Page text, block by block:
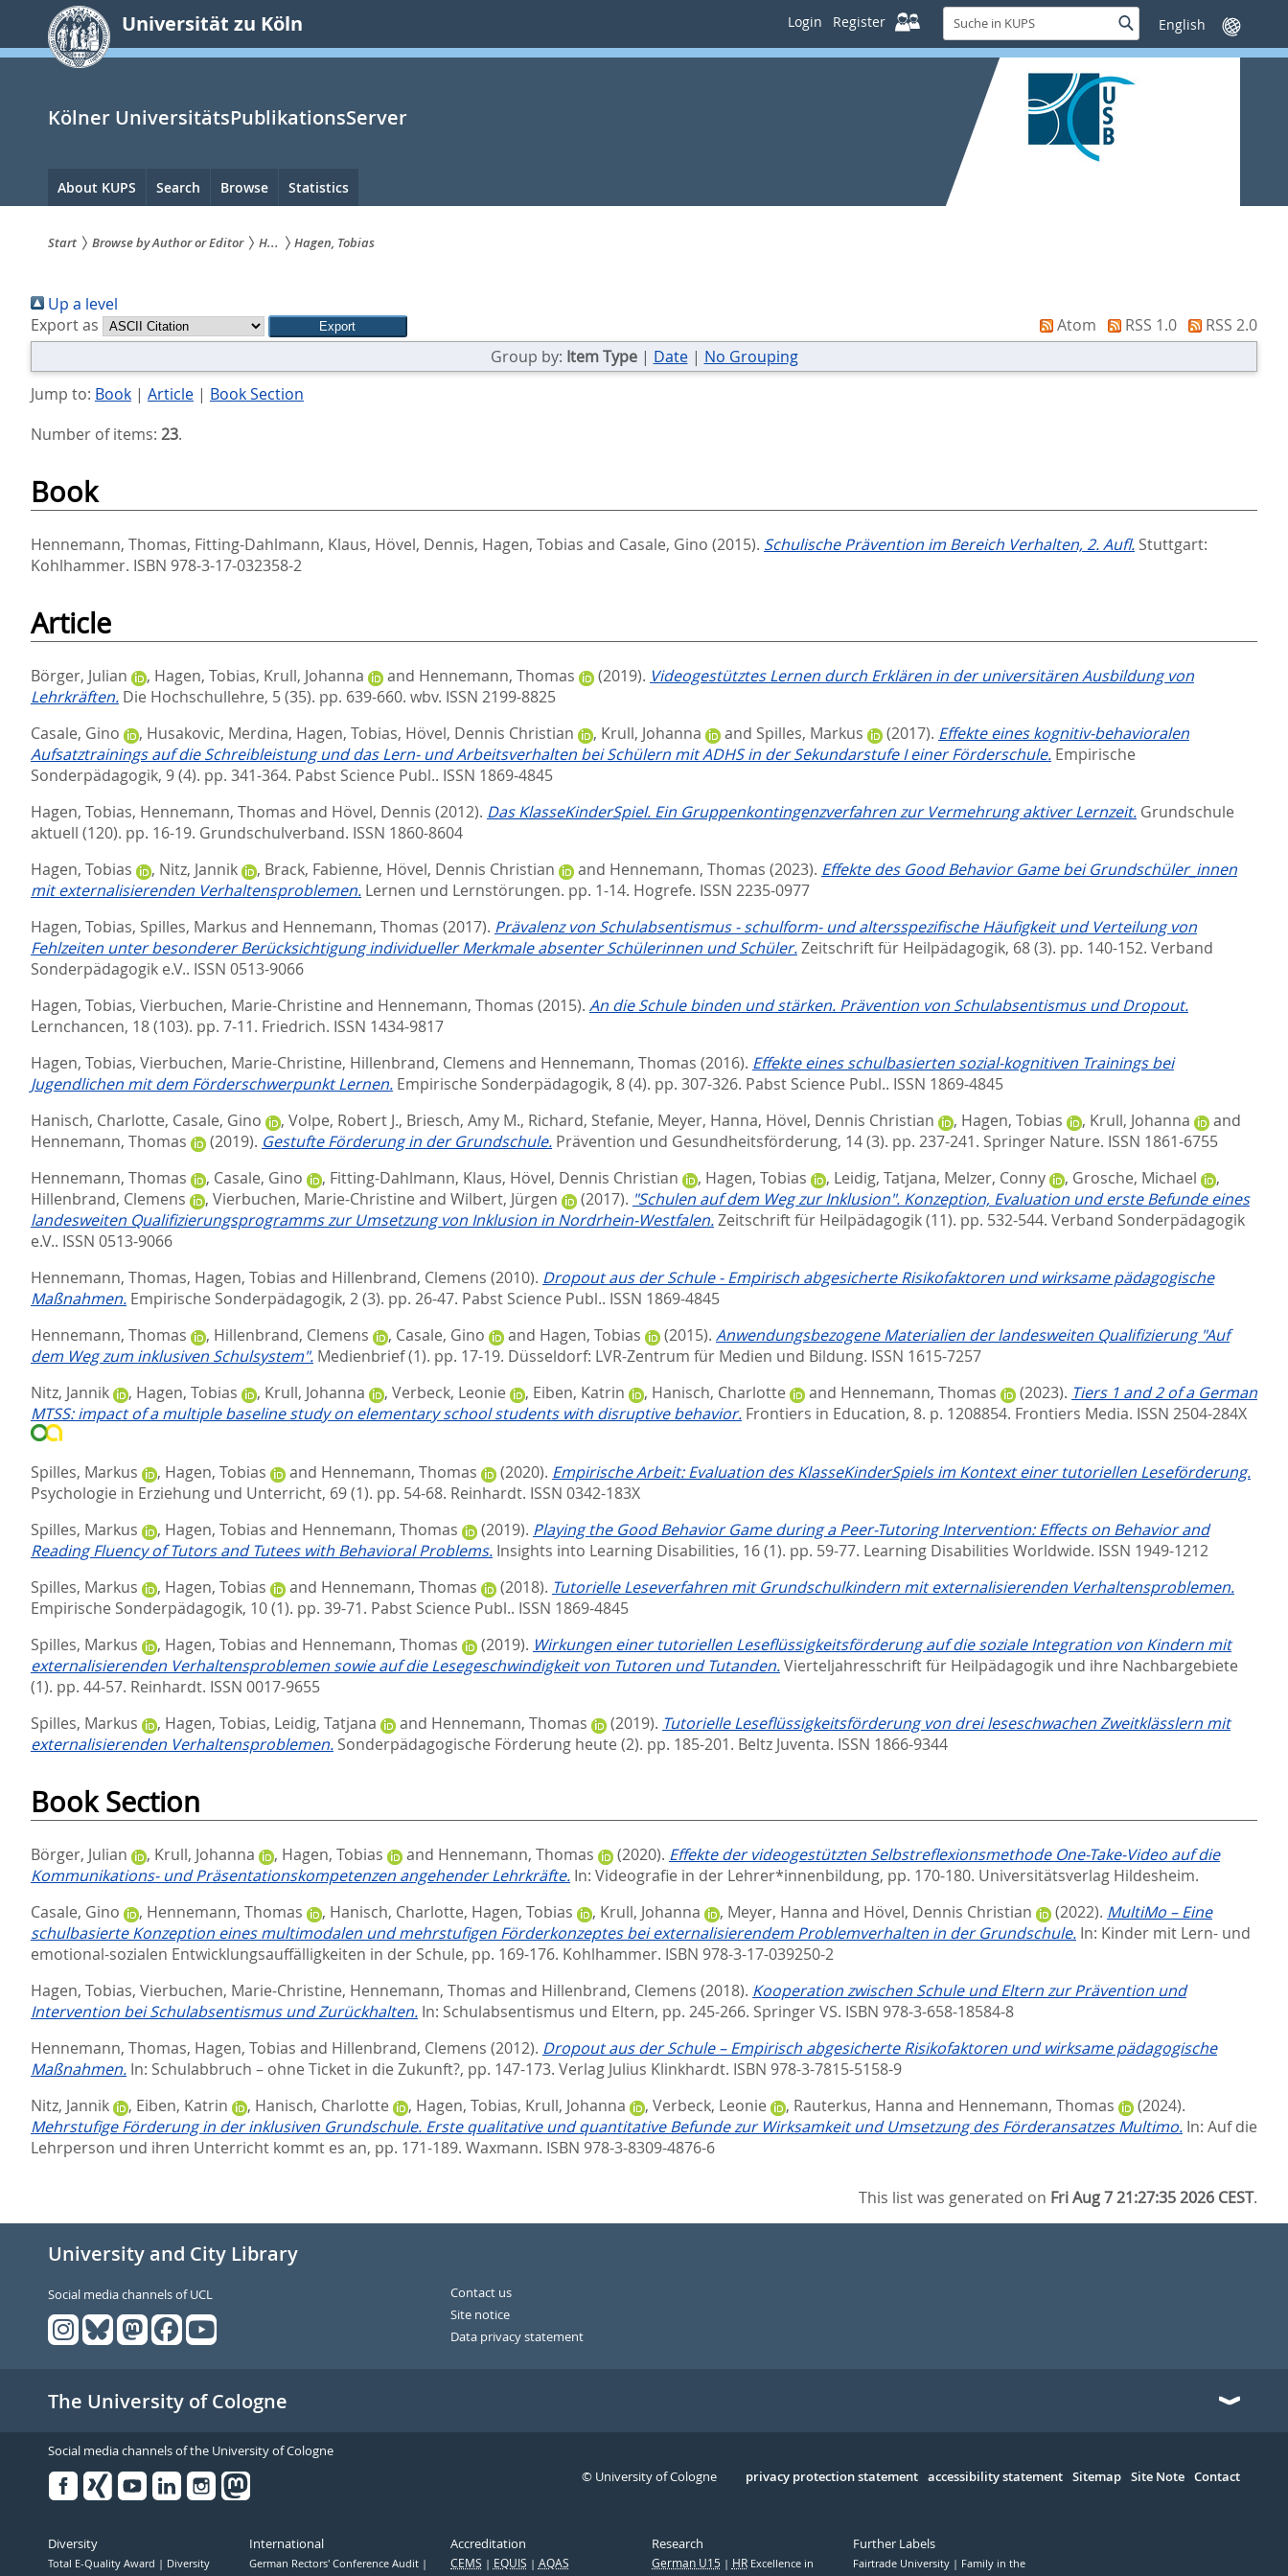
springen
Universität zu Köln Login Register
Suche
in
KUPS
SucheSprache
wechseln
Kölner UniversitätsPublikationsServer
Hauptnavigation
About KUPS Search Browse Statistics
sind
hier:
Start Browse by Author or Editor H... Hagen, Tobias
Up a level
Export as
Atom RSS 1.0
RSS 2.0
Group by: Item Type| Date| No Grouping
Jump to: Book| Article| Book Section
Number of items: 23.
Book
Hennemann, Thomas, Fitting-Dahlmann, Klaus, Hövel, Dennis, Hagen, Tobias and Casale, Gino (2015). Schulische Prävention im Bereich Verhalten, 2. Aufl. Stuttgart:
Kohlhammer. ISBN 978-3-17-032358-2
Article
Börger, Julian , Hagen, Tobias, Krull, Johanna and Hennemann, Thomas (2019). Videogestütztes Lernen durch Erklären in der universitären Ausbildung von
Lehrkräften. Die Hochschullehre, 5 (35). pp. 639-660. wbv. ISSN 2199-8825
Casale, Gino
, Husakovic, Merdina, Hagen, Tobias, Hövel, Dennis Christian , Krull, Johanna and Spilles, Markus (2017). Effekte eines kognitiv-behavioralen
Aufsatztrainings auf die Schreibleistung und das Lern- und Arbeitsverhalten bei Schülern mit ADHS in der Sekundarstufe I einer Förderschule. Empirische
Sonderpädagogik, 9 (4). pp. 341-364. Pabst Science Publ.. ISSN 1869-4845
Hagen, Tobias, Hennemann, Thomas and Hövel, Dennis (2012). Das KlasseKinderSpiel. Ein Gruppenkontingenzverfahren zur Vermehrung aktiver Lernzeit. Grundschule
aktuell (120). pp. 16-19. Grundschulverband. ISSN 1860-8604
Hagen, Tobias
, Nitz, Jannik , Brack, Fabienne, Hövel, Dennis Christian and Hennemann, Thomas (2023). Effekte des Good Behavior Game bei Grundschüler_innen
mit externalisierenden Verhaltensproblemen. Lernen und Lernstörungen. pp. 1-14. Hogrefe. ISSN 2235-0977
Hagen, Tobias, Spilles, Markus and Hennemann, Thomas (2017). Prävalenz von Schulabsentismus - schulform- und altersspezifische Häufigkeit und Verteilung von
Fehlzeiten unter besonderer Berücksichtigung individueller Merkmale absenter Schülerinnen und Schüler.Zeitschrift für Heilpädagogik, 68 (3). pp. 140-152. Verband
Sonderpädagogik e.V.. ISSN 0513-9066
Hagen, Tobias, Vierbuchen, Marie-Christine and Hennemann, Thomas (2015). An die Schule binden und stärken. Prävention von Schulabsentismus und Dropout.
Lernchancen, 18 (103). pp. 7-11. Friedrich. ISSN 1434-9817
Hagen, Tobias, Vierbuchen, Marie-Christine, Hillenbrand, Clemens and Hennemann, Thomas (2016). Effekte eines schulbasierten sozial-kognitiven Trainings bei
Jugendlichen mit dem Förderschwerpunkt Lernen. Empirische Sonderpädagogik, 8 (4). pp. 307-326. Pabst Science Publ.. ISSN 1869-4845
Hanisch, Charlotte, Casale, Gino , Volpe, Robert J., Briesch, Amy M., Richard, Stefanie, Meyer, Hanna, Hövel, Dennis Christian , Hagen, Tobias , Krull, Johanna
and
Hennemann, Thomas
(2019). Gestufte Förderung in der Grundschule. Prävention und Gesundheitsförderung, 14 (3). pp. 237-241. Springer Nature. ISSN 1861-6755
Hennemann, Thomas
, Casale, Gino , Fitting-Dahlmann, Klaus, Hövel, Dennis Christian , Hagen, Tobias , Leidig, Tatjana, Melzer, Conny , Grosche, Michael
,
Hillenbrand, Clemens
, Vierbuchen, Marie-Christine and Wilbert, Jürgen (2017). "Schulen auf dem Weg zur Inklusion". Konzeption, Evaluation und erste Befunde eines
landesweiten Qualifizierungsprogramms zur Umsetzung von Inklusion in Nordrhein-Westfalen.Zeitschrift für Heilpädagogik (11). pp. 532-544. Verband Sonderpädagogik
e.V.. ISSN 0513-9066
Hennemann, Thomas, Hagen, Tobias and Hillenbrand, Clemens (2010). Dropout aus der Schule - Empirisch abgesicherte Risikofaktoren und wirksame pädagogische
Maßnahmen. Empirische Sonderpädagogik, 2 (3). pp. 26-47. Pabst Science Publ.. ISSN 1869-4845
Hennemann, Thomas
, Hillenbrand, Clemens , Casale, Gino and Hagen, Tobias (2015). Anwendungsbezogene Materialien der landesweiten Qualifizierung "Auf
dem Weg zum inklusiven Schulsystem". Medienbrief (1). pp. 17-19. Düsseldorf: LVR-Zentrum für Medien und Bildung. ISSN 1615-7257
Nitz, Jannik
, Hagen, Tobias , Krull, Johanna , Verbeck, Leonie , Eiben, Katrin , Hanisch, Charlotte and Hennemann, Thomas (2023). Tiers 1 and 2 of a German
MTSS: impact of a multiple baseline study on elementary school students with disruptive behavior. Frontiers in Education, 8. p. 1208854. Frontiers Media. ISSN 2504-284X
Spilles, Markus , Hagen, Tobias and Hennemann, Thomas (2020). Empirische Arbeit: Evaluation des KlasseKinderSpiels im Kontext einer tutoriellen Leseförderung.
Psychologie in Erziehung und Unterricht, 69 (1). pp. 54-68. Reinhardt. ISSN 0342-183X
Spilles, Markus
, Hagen, Tobias and Hennemann, Thomas (2019). Playing the Good Behavior Game during a Peer-Tutoring Intervention: Effects on Behavior and
Reading Fluency of Tutors and Tutees with Behavioral Problems. Insights into Learning Disabilities, 16 (1). pp. 59-77. Learning Disabilities Worldwide. ISSN 1949-1212
Spilles, Markus
, Hagen, Tobias and Hennemann, Thomas (2018). Tutorielle Leseverfahren mit Grundschulkindern mit externalisierenden Verhaltensproblemen.
Empirische Sonderpädagogik, 10 (1). pp. 39-71. Pabst Science Publ.. ISSN 1869-4845
Spilles, Markus
, Hagen, Tobias and Hennemann, Thomas (2019). Wirkungen einer tutoriellen Leseflüssigkeitsförderung auf die soziale Integration von Kindern mit
externalisierenden Verhaltensproblemen sowie auf die Lesegeschwindigkeit von Tutoren und Tutanden.Vierteljahresschrift für Heilpädagogik und ihre Nachbargebiete
(1). pp. 44-57. Reinhardt. ISSN 0017-9655
Spilles, Markus
, Hagen, Tobias, Leidig, Tatjana and Hennemann, Thomas (2019). Tutorielle Leseflüssigkeitsförderung von drei leseschwachen Zweitklässlern mit
externalisierenden Verhaltensproblemen. Sonderpädagogische Förderung heute (2). pp. 185-201. Beltz Juventa. ISSN 1866-9344
Book Section
Börger, Julian , Krull, Johanna , Hagen, Tobias and Hennemann, Thomas (2020). Effekte der videogestützten Selbstreflexionsmethode One-Take-Video auf die
Kommunikations- und Präsentationskompetenzen angehender Lehrkräfte. In: Videografie in der Lehrer*innenbildung, pp. 170-180. Universitätsverlag Hildesheim.
Casale, Gino
, Hennemann, Thomas , Hanisch, Charlotte, Hagen, Tobias , Krull, Johanna , Meyer, Hanna and Hövel, Dennis Christian (2022). MultiMo – Eine
schulbasierte Konzeption eines multimodalen und mehrstufigen Förderkonzeptes bei externalisierendem Problemverhalten in der Grundschule. In: Kinder mit Lern- und
emotional-sozialen Entwicklungsauffälligkeiten in der Schule, pp. 169-176. Kohlhammer. ISBN 978-3-17-039250-2
Hagen, Tobias, Vierbuchen, Marie-Christine, Hennemann, Thomas and Hillenbrand, Clemens (2018). Kooperation zwischen Schule und Eltern zur Prävention und
Intervention bei Schulabsentismus und Zurückhalten. In: Schulabsentismus und Eltern, pp. 245-266. Springer VS. ISBN 978-3-658-18584-8
Hennemann, Thomas, Hagen, Tobias and Hillenbrand, Clemens (2012). Dropout aus der Schule – Empirisch abgesicherte Risikofaktoren und wirksame pädagogische
Maßnahmen. In: Schulabbruch – ohne Ticket in die Zukunft?, pp. 147-173. Verlag Julius Klinkhardt. ISBN 978-3-7815-5158-9
Nitz, Jannik
, Eiben, Katrin , Hanisch, Charlotte , Hagen, Tobias, Krull, Johanna , Verbeck, Leonie , Rauterkus, Hanna and Hennemann, Thomas
(2024).
Mehrstufige Förderung in der inklusiven Grundschule. Erste qualitative und quantitative Befunde zur Wirksamkeit und Umsetzung des Förderansatzes Multimo. In: Auf die
Lehrperson und ihren Unterricht kommt es an, pp. 171-189. Waxmann. ISBN 978-3-8309-4876-6
This list was generated on Fri Aug 7 21:27:35 2026 CEST.
University and City Library
Social media channels of UCL
Contact us
Site notice
Data privacy statement
The University of Cologne
Social media channels of the University of Cologne
Serivce
privacy protection statement accessibility statement Sitemap Site Note Contact
© University of Cologne
Diversity
Total E-Quality Award
Diversity
International
German Rectors' Conference Audit
Accreditation
CEMS EQUIS AQAS
Research
German U15 HRExcellence in
Further Labels
Fairtrade University
Family in the